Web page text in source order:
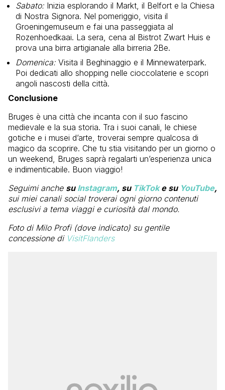
Sabato: Inizia esplorando il Markt, il Belfort e la Chiesa
di Nostra Signora. Nel pomeriggio, visita il
Groeningemuseum e fai una passeggiata al
Rozenhoedkaai. La sera, cena al Bistrot Zwart Huis e
prova una birra artigianale alla birreria 2Be.
Domenica: Visita il Beghinaggio e il Minnewaterpark.
Poi dedicati allo shopping nelle cioccolaterie e scopri
angoli nascosti della città.
Conclusione
Bruges è una città che incanta con il suo fascino
medievale e la sua storia. Tra i suoi canali, le chiese
gotiche e i musei d’arte, troverai sempre qualcosa di
magico da scoprire. Che tu stia visitando per un giorno o
un weekend, Bruges saprà regalarti un’esperienza unica
e indimenticabile. Buon viaggio!
Seguimi anche su Instagram, su TikToke su YouTube,
sui miei canali social troverai ogni giorno contenuti
esclusivi a tema viaggi e curiosità dal mondo.
Foto di Milo Profi (dove indicato) su gentile
concessione di VisitFlanders